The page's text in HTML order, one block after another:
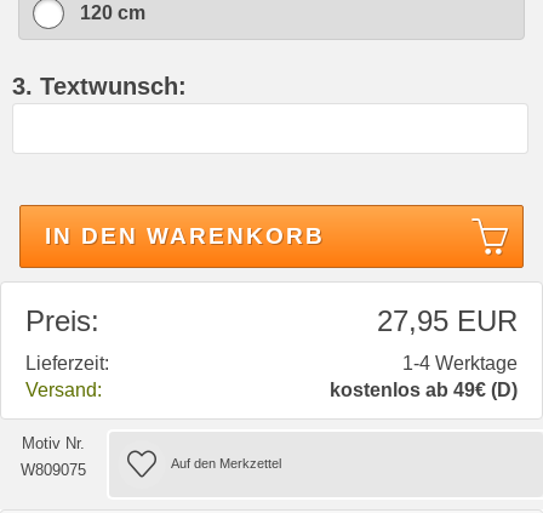
120 cm
3. Textwunsch:
IN DEN WARENKORB
Preis: 27,95 EUR
Lieferzeit:
1-4 Werktage
Versand:
kostenlos ab 49€ (D)
Motiv Nr.
W809075